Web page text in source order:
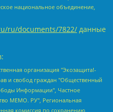
национальное объединение,
ru/documents/7822/ данные
G.E.S. Anonymous Foundation" (США), являющаяся владельцем интернет-издания https://mnews.world/, Компания "Stichting Bellingcat", зарегистрированная в Нидерландах (дата регистрации 11.07.2018), Захаров Андрей Вячеславович, Клепиковская Екатерина Дмитриевна, Общество с ограниченной ответственностью "МЕМО", Перл Роман Александрович, Симонов Евгений Алексеевич, Соловьева Елена Анатольевна, Сотников Даниил Владимирович, Сурначева Елизавета Дмитриевна, Автономная некоммерческая организация по защите прав человека и информированию населения "Якутия – Наше Мнение", Общество с ограниченной ответственностью "Москоу диджитал медиа", с 26.01.2023 Общество с ограниченной ответственностью "Чайка Белые сады", Ветошкина Валерия Валерьевна, Заговора Максим Александрович, Межрегиональное общественное движение "Российская ЛГБТ - сеть", Оленичев Максим Владимирович, Павлов Иван Юрьевич, Скворцова Елена Сергеевна, Общество с ограниченной ответственностью "Как бы инагент", Кочетков Игорь Викторович, Общество с ограниченной ответственностью "Честные выборы", Еланчик Олег Александрович, Общество с ограниченной ответственностью "Нобелевский призыв", Гималова Регина Эмилевна, Григорьев Андрей Валерьевич, Григорьева Алина Александровна, Ассоциация по содействию защите прав призывников, альтернативнослужащих и военнослужащих "Правозащитная группа "Гражданин.Армия.Право", Хисамова Регина Фаритовна, Автономная некоммерческая организация по реализации социально-правовых программ "Лилит", Дальневосточное общественное движение "Маяк", Санкт-Петербургская ЛГБТ-инициативная группа "Выход", Инициативная группа ЛГБТ+ "Реверс", Алексеев Андрей Викторович, Бекбулатова Таисия Львовна, Беляев Иван Михайлович, Владыкина Елена Сергеевна, Гельман Марат Александрович, Никульшина Вероника Юрьевна, Толоконникова Надежда Андреевна, Шендерович Виктор Анатольевич, Общество с ограниченной ответственностью "Данное сообщение", Общество с ограниченной ответственностью Издательский дом "Новая глава", Айнбиндер Александра Александровна, Московский комьюнити-центр для ЛГБТ+инициатив, Благотворительный фонд развития филантропии, Deutsche Welle (Германия, Kurt-Schumacher-Strasse 3, 53113 Bonn), Борзунова Мария Михайловна, Воробьев Виктор Викторович, Голубева Анна Львовна, Константинова Алла Михайловна, Малкова Ирина Владимировна, Мурадов Мурад Абдулгалимович, Осетинская Елизавета Николаевна, Понасенков Евгений Николаевич, Ганапольский Матвей Юрьевич, Киселев Евгений Алексеевич, Борухович Ирина Григорьевна, Дремин Иван Тимофеевич, Дубровский Дмитрий Викторович, Красноярская региональная общественная организация поддержки и развития альтернативных образовательных технологий и межкультурных коммуникаций "ИНТЕРРА", Маяковская Екатерина Алексеевна, Фейгин Марк Захарович, Филимонов Андрей Викторович, Дзугкоева Регина Николаевна, Доброхотов Роман Александрович, Дудь Юрий Александрович, Елкин Сергей Владимирович, Кругликов Кирилл Игоревич, Сабунаева Мария Леонидовна, Семенов Алексей Владимирович, Шаинян Карен Багратович, Шульман Екатерина Михайловна, Асафьев Артур Валерьевич, Вахштайн Виктор Семенович, Венедиктов Алексей Алексеевич, Лушникова Екатерина Евгеньевна, Волков Леонид Михайлович, Невзоров Александр Глебович, Пархоменко Сергей Борисович, Сироткин Ярослав Николаевич, Кара-Мурза Владимир Владимирович, Баранова Наталья Владимировна, Гозман Леонид Яковлевич, Кагарлицкий Борис Юльевич, Климарев Михаил Валерьевич, Милов Владимир Станиславович, Автономная некоммерческая организация Краснодарский центр современного искусства "Типография", Моргенштерн Алишер Тагирович, Соболь Любовь Эдуардовна, Общество с ограниченной ответственностью "ЛИЗА НОРМ", Каспаров Гарри Кимович, Ходорковский Михаил Борисович, Общество с ограниченной ответственностью "Апрельские тезисы", Данилович Ирина Брониславовна, Кашин Олег Владимирович, Петров Николай Владимирович, Пивоваров Алексей Владимирович, Соколов Михаил Владимирович, Цветкова Юлия Владимировна, Чичваркин Евгений Александрович, Комитет против пыток/Команда против пыток, Общество с ограниченной ответственностью "Первый научный", Общество с ограниченной ответственностью "Вертолет и ко", Белоцерковская Вероника Борисовна, Кац Максим Евгеньевич, Лазарева Татьяна Юрьевна, Шаведдинов Руслан Табризович, Яшин Илья Валерьевич, Общество с ограниченной ответственностью "Иноагент ААВ", Алешковский Дмитрий Петрович, Альбац Евгения Марковна, Быков Дмитрий Львович, Галямина Юлия Евгеньевна, Лойко Сергей Леонидович, Мартынов Кирилл Константинович, Медведев Сергей Александрович, Крашенинников Федор Геннадиевич, Гордеева Катерина Вл